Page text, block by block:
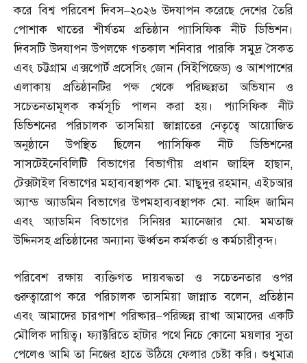
করে বিশ্ব পরিবেশ দিবস–২০২৬ উদযাপন করেছে দেশের তৈরি
পোশাক খাতের শীর্ষতম প্রতিষ্ঠান প্যাসিফিক নীট ডিভিশন।
দিবসটি উদযাপন উপলক্ষে গতকাল শনিবার পারকি সমুদ্র সৈকত
এবং চট্টগ্রাম এক্সপোর্ট প্রসেসিং জোন (সিইপিজেড) ও আশপাশের
এলাকায় প্রতিষ্ঠানটির পক্ষ থেকে পরিচ্ছন্নতা অভিযান ও
সচেতনতামূলক কর্মসূচি পালন করা হয়। প্যাসিফিক নীট
ডিভিশনের পরিচালক তাসমিয়া জান্নাতের নেতৃত্বে আয়োজিত
অনুষ্ঠানে উপস্থিত ছিলেন প্যাসিফিক নীট ডিভিশনের
সাসটেইনেবিলিটি বিভাগের বিভাগীয় প্রধান জাহিদ হাছান,
টেক্সটাইল বিভাগের মহাব্যবস্থাপক মো.মাছুদুর রহমান,এইচআর
অ্যান্ড অ্যাডমিন বিভাগের উপমহাব্যবস্থাপক মো.নাহিদ জামিন
এবং অ্যাডমিন বিভাগের সিনিয়র ম্যানেজার মো.মমতাজ
উদ্দিনসহ প্রতিষ্ঠানের অন্যান্য ঊর্ধ্বতন কর্মকর্তা ও কর্মচারীবৃন্দ।
পরিবেশ রক্ষায় ব্যক্তিগত দায়বদ্ধতা ও সচেতনতার ওপর
গুরুত্বারোপ করে পরিচালক তাসমিয়া জান্নাত বলেন,প্রতিষ্ঠান
এবং আমাদের চারপাশ পরিষ্কার–পরিচ্ছন্ন রাখা আমাদের একটি
মৌলিক দায়িত্ব। ফ্যাক্টরিতে হাঁটার পথে নিচে কোনো ময়লার সুতা
পেলেও আমি তা নিজের হাতে উঠিয়ে ফেলার চেষ্টা করি। শুধুমাত্র